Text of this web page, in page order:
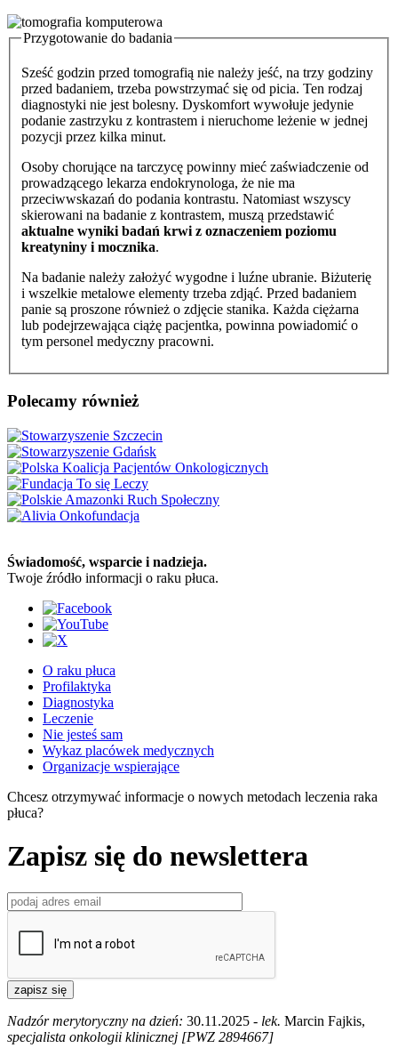
Przygotowanie do badania
Sześć godzin przed tomografią nie należy jeść, na trzy godziny
przed badaniem, trzeba powstrzymać się od picia. Ten rodzaj
diagnostyki nie jest bolesny. Dyskomfort wywołuje jedynie
podanie zastrzyku z kontrastem i nieruchome leżenie w jednej
pozycji przez kilka minut.
Osoby chorujące na tarczycę powinny mieć zaświadczenie od
prowadzącego lekarza endokrynologa, że nie ma
przeciwwskazań do podania kontrastu. Natomiast wszyscy
skierowani na badanie z kontrastem, muszą przedstawić
aktualne wyniki badań krwi z oznaczeniem poziomu
kreatyniny i mocznika.
Na badanie należy założyć wygodne i luźne ubranie. Biżuterię
i wszelkie metalowe elementy trzeba zdjąć. Przed badaniem
panie są proszone również o zdjęcie stanika. Każda ciężarna
lub podejrzewająca ciążę pacjentka, powinna powiadomić o
tym personel medyczny pracowni.
Polecamy również
Świadomość, wsparcie i nadzieja.
Twoje źródło informacji o raku płuca.
O raku płuca
Profilaktyka
Diagnostyka
Leczenie
Nie jesteś sam
Wykaz placówek medycznych
Organizacje wspierające
Chcesz otrzymywać informacje o nowych metodach leczenia raka
płuca?
Zapisz się do newslettera
zapisz się
Nadzór merytoryczny na dzień: 30.11.2025 - lek. Marcin Fajkis,
specjalista onkologii klinicznej [PWZ 2894667]